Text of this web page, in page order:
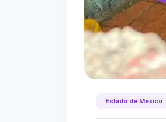
Estado de México